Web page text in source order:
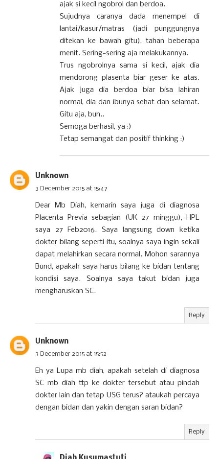
ajak si kecil ngobrol dan berdoa.
Sujudnya caranya dada menempel di
lantai/kasur/matras (jadi punggungnya
ditekan ke bawah gitu), tahan beberapa
menit. Sering-sering aja melakukannya.
Trus ngobrolnya sama si kecil, ajak dia
mendorong plasenta biar geser ke atas.
Ajak juga dia berdoa biar bisa lahiran
normal, dia dan ibunya sehat dan selamat.
Gitu aja, bun..
Semoga berhasil, ya :)
Tetap semangat dan positif thinking :)
Unknown
3 December 2015 at 15:47
Dear Mb Diah, kemarin saya juga di diagnosa
Placenta Previa sebagian (UK 27 minggu), HPL
saya 27 Feb2016. Saya langsung down ketika
dokter bilang seperti itu, soalnya saya ingin sekali
dapat melahirkan secara normal. Mohon sarannya
Bund, apakah saya harus bilang ke bidan tentang
kondisi saya. Soalnya saya takut bidan juga
mengharuskan SC.
Reply
Unknown
3 December 2015 at 15:52
Eh ya Lupa mb diah, apakah setelah di diagnosa
SC mb diah ttp ke dokter tersebut atau pindah
dokter lain dan tetap USG terus? ataukah percaya
dengan bidan dan yakin dengan saran bidan?
Reply